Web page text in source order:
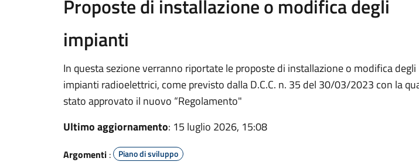
Proposte di installazione o modifica degli
impianti
In questa sezione verranno riportate le proposte di installazione o modifica degli
impianti radioelettrici, come previsto dalla D.C.C. n. 35 del 30/03/2023 con la
stato approvato il nuovo “Regolamento"
Ultimo aggiornamento: 15 luglio 2026, 15:08
Argomenti : Piano di sviluppo